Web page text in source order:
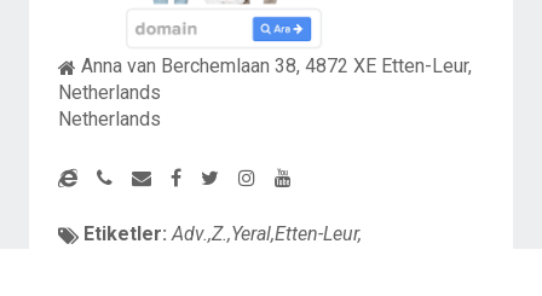
Anna van Berchemlaan 38, 4872 XE Etten-Leur,
Netherlands
Netherlands
Etiketler: Adv.,Z.,Yeral,Etten-Leur,